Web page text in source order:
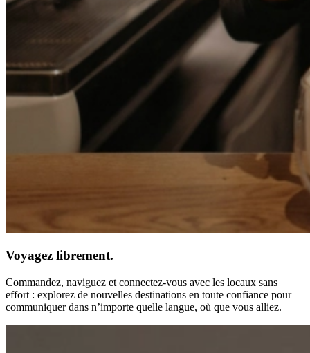
Voyagez librement.
Commandez, naviguez et connectez-vous avec les locaux sans
effort : explorez de nouvelles destinations en toute confiance pour
communiquer dans n’importe quelle langue, où que vous alliez.